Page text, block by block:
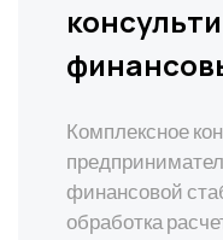
Комплексное
финансовой
обработка